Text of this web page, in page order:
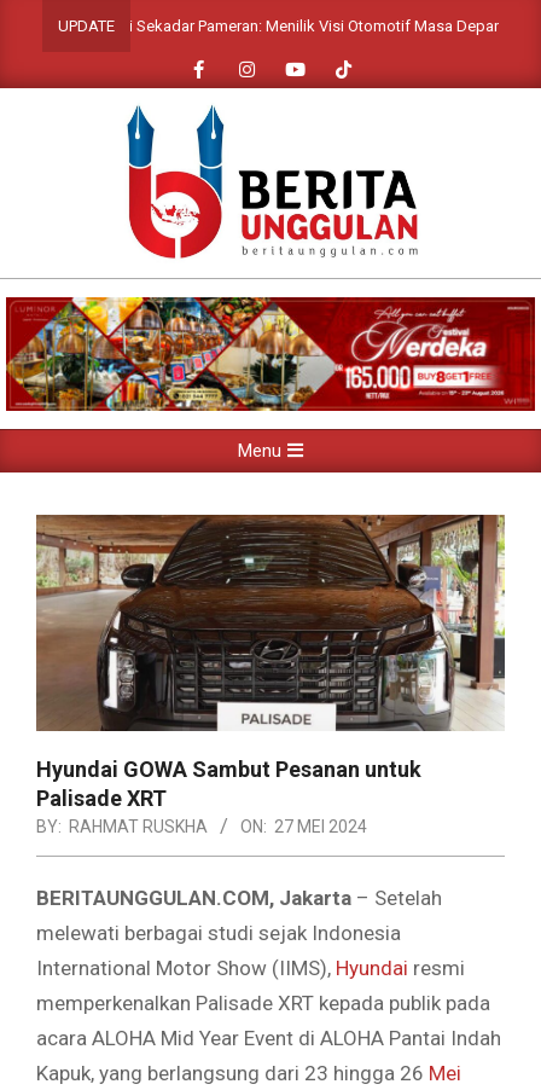
UPDATE
dari Sekadar Pameran: Menilik Visi Otomotif Masa Depan di GIIAS 2026
Navigation
Menu
Hyundai GOWA Sambut Pesanan untuk
Palisade XRT
BY: RAHMAT RUSKHA ON: 27 MEI 2024
BERITAUNGGULAN.COM, Jakarta – Setelah
melewati berbagai studi sejak Indonesia
International Motor Show (IIMS), Hyundai resmi
memperkenalkan Palisade XRT kepada publik pada
acara ALOHA Mid Year Event di ALOHA Pantai Indah
Kapuk, yang berlangsung dari 23 hingga 26 Mei